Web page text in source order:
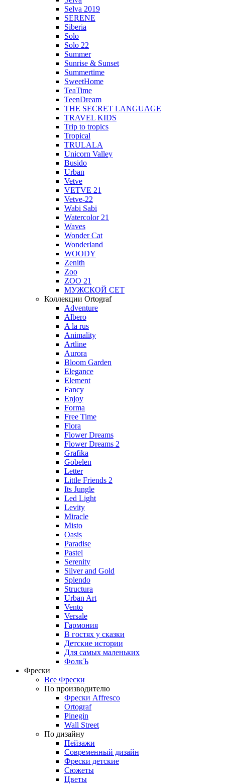
Selva 2019
SERENE
Siberia
Solo
Solo 22
Summer
Sunrise & Sunset
Summertime
SweetHome
TeaTime
TeenDream
THE SECRET LANGUAGE
TRAVEL KIDS
Trip to tropics
Tropical
TRULALA
Unicorn Valley
Busido
Urban
Vetve
VETVE 21
Vetve-22
Wabi Sabi
Watercolor 21
Waves
Wonder Cat
Wonderland
WOODY
Zenith
Zoo
ZOO 21
МУЖСКОЙ СЕТ
Коллекции Ortograf
Adventure
Albero
A la rus
Animality
Artline
Aurora
Bloom Garden
Elegance
Element
Fancy
Enjoy
Forma
Free Time
Flora
Flower Dreams
Flower Dreams 2
Grafika
Gobelen
Letter
Little Friends 2
Its Jungle
Led Light
Levity
Miracle
Misto
Oasis
Paradise
Pastel
Serenity
Silver and Gold
Splendo
Structura
Urban Art
Vento
Versale
Гармония
В гостях у сказки
Детские истории
Для самых маленьких
ФолкЪ
Фрески
Все Фрески
По производителю
Фрески Affresco
Ortograf
Pinegin
Wall Street
По дизайну
Пейзажи
Современный дизайн
Фрески детские
Сюжеты
Цветы